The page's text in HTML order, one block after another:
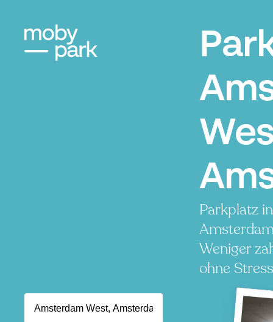
Parkplatz
Weniger
ohne